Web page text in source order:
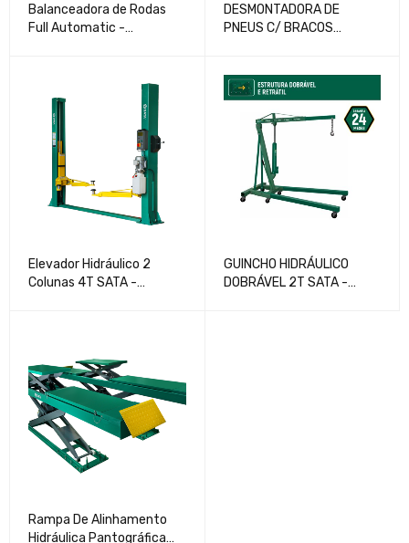
Balanceadora de Rodas
Full Automatic -
DESMONTADORA DE
PNEUS C/ BRACOS
SC310277
Elevador Hidráulico 2
Colunas 4T SATA -
GUINCHO HIDRÁULICO
DOBRÁVEL 2T SATA -
Rampa De Alinhamento
Hidráulica Pantográfica